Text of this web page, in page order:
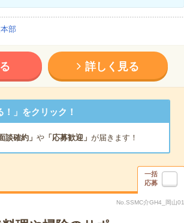
部
詳しく見る
」をクリック！
談確約」 や「応募歓迎」 が届きます！
一括
応募
No.SSMC介GH4_岡山01